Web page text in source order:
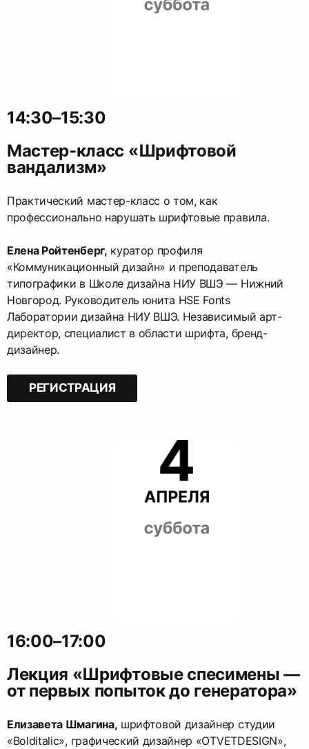
14:30–15:30
Мастер-класс «Шрифтовой
вандализм»
Практический мастер-класс о том, как
профессионально нарушать шрифтовые правила.
Елена Ройтенберг, куратор профиля
«Коммуникационный дизайн» и преподаватель
типографики в Школе дизайна НИУ ВШЭ — Нижний
Новгород. Руководитель юнита HSE Fonts
Лаборатории дизайна НИУ ВШЭ. Независимый арт-
директор, специалист в области шрифта, бренд-
дизайнер.
РЕГИСТРАЦИЯ
16:00–17:00
Лекция «Шрифтовые спесимены —
от первых попыток до генератора»
Елизавета Шмагина, шрифтовой дизайнер студии
«Bolditalic», графический дизайнер «OTVETDESIGN»,